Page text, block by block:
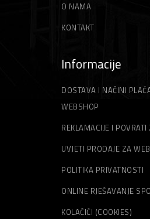
O NAMA
KONTAKT
Informacije
DOSTAVA I NAČINI
WEBSHOP
REKLAMACIJE I
UVJETI PRODAJE ZA
POLITIKA PRIVATNOSTI
ONLINE RJEŠAVANJE
KOLAČIĆI (COOKIES)